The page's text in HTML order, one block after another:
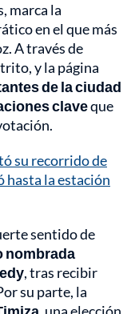
marca la
en el que más
A través de
y la página
de la ciudad
claveque
su recorrido de
hasta la estación
sentido de
nombrada
, tras recibir
su parte, la